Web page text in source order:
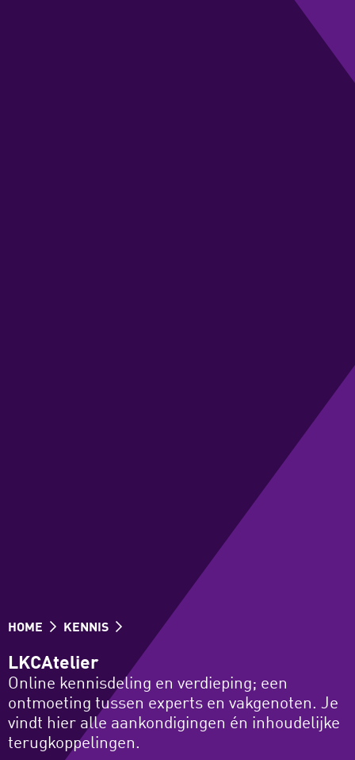
HOME KENNIS
LKCAtelier
Online kennisdeling en verdieping; een
ontmoeting tussen experts en vakgenoten. Je
vindt hier alle aankondigingen én inhoudelijke
terugkoppelingen.